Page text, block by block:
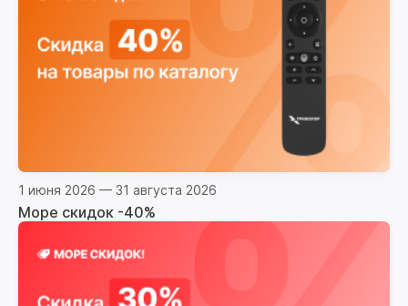
1 июня 2026 — 31 августа 2026
Море скидок -40%